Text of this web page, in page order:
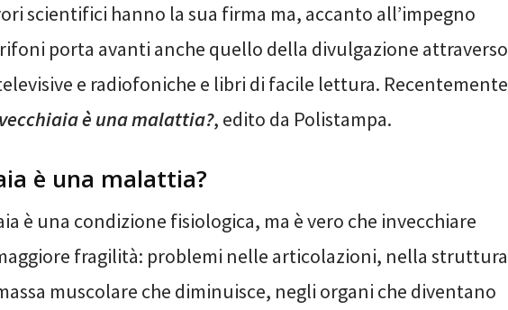
scientifici hanno la sua firma ma, accanto all’impegno
porta avanti anche quello della divulgazione attraverso
e radiofoniche e libri di facile lettura. Recentemente
è una malattia?, edito da Polistampa.
è una malattia?
è una condizione fisiologica, ma è vero che invecchiare
fragilità: problemi nelle articolazioni, nella struttura
muscolare che diminuisce, negli organi che diventano